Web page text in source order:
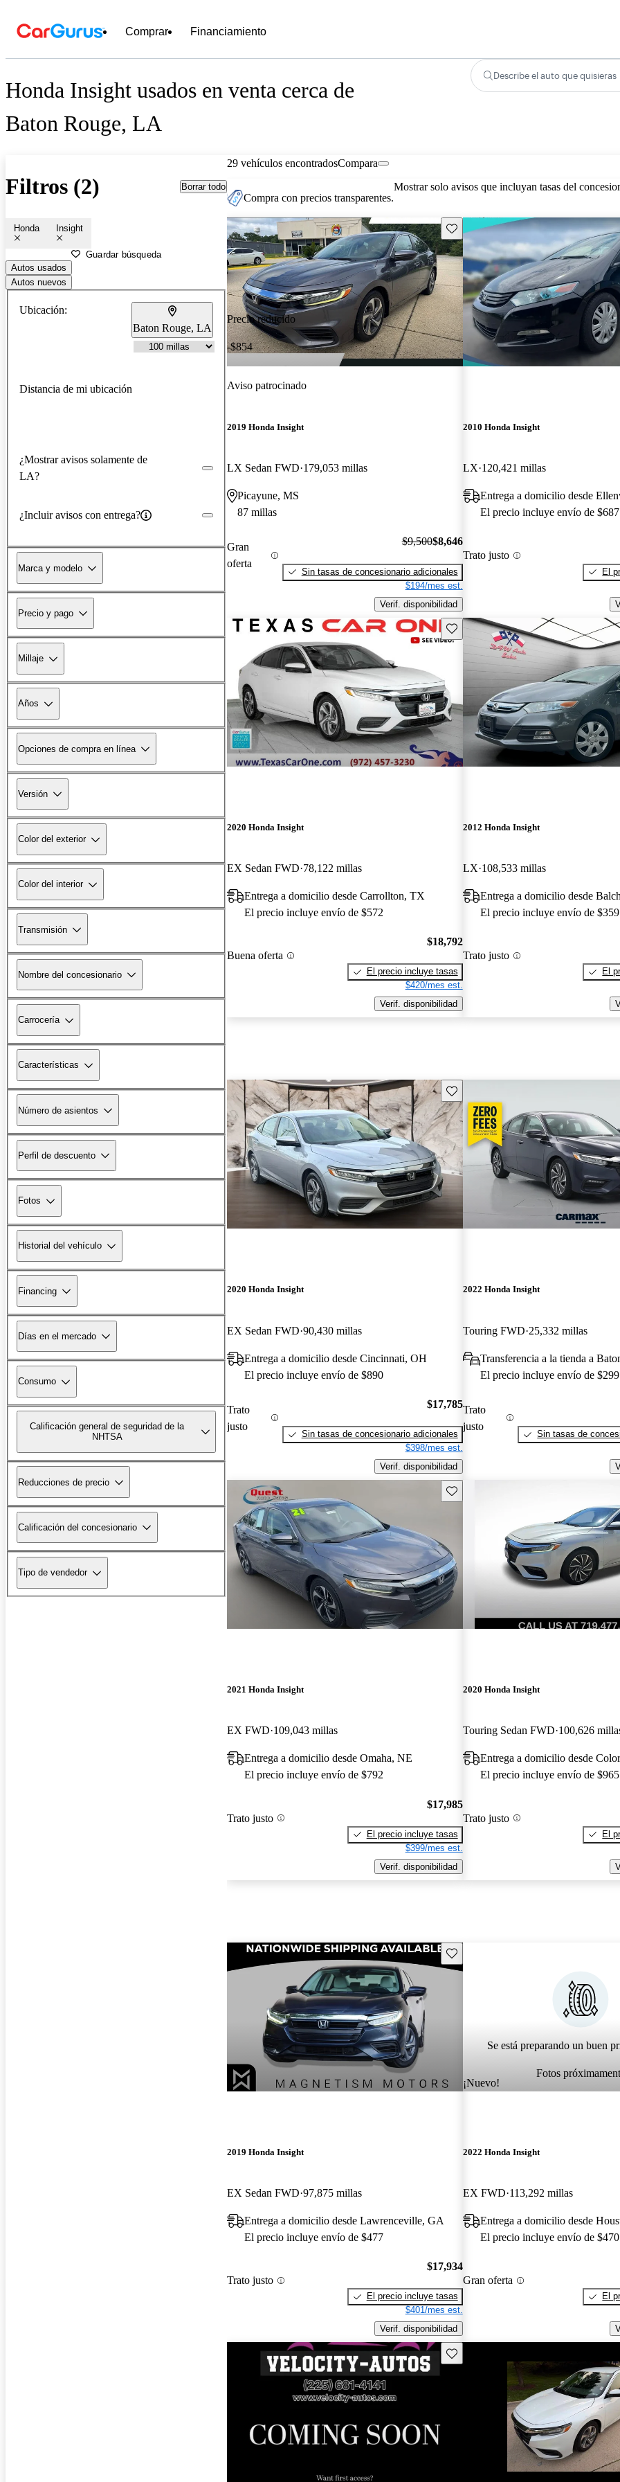
Comprar Financiamiento
Honda Insight usados en venta cerca de
Baton Rouge, LA
Describe el auto que quisieras
Filtros (2) Borrar todo
Honda Insight
Guardar búsqueda
Autos usados
Autos nuevos
Ubicación:
Baton Rouge, LA
Distancia de mi ubicación
¿Mostrar avisos solamente de
LA?
¿Incluir avisos con entrega?
Marca y modelo
Precio y pago
Millaje
Años
Opciones de compra en línea
Versión
Color del exterior
Color del interior
Transmisión
Nombre del concesionario
Carrocería
Características
Número de asientos
Perfil de descuento
Fotos
Historial del vehículo
Financing
Días en el mercado
Consumo
Calificación general de seguridad de la
NHTSA
Reducciones de precio
Calificación del concesionario
Tipo de vendedor
29 vehículos encontradosCompara
Compra con precios transparentes.
Mostrar solo avisos que incluyan tasas del
Precio reducido
-$854
Guarda este Aviso
Aviso patrocinado
2019 Honda Insight
LX Sedan FWD 179,053 millas
Picayune, MS
87 millas
Gran
oferta
$9,500$8,646
Sin tasas de concesionario adicionales
$194/mes est.
Verif. disponibilidad
2010 Honda Insight
LX 120,421 millas
Entrega a domicilio desde
El precio incluye envío de $687
Trato justo
El
Guarda este Aviso
2020 Honda Insight
EX Sedan FWD 78,122 millas
Entrega a domicilio desde Carrollton, TX
El precio incluye envío de $572
Buena oferta
$18,792
El precio incluye tasas
$420/mes est.
Verif. disponibilidad
2012 Honda Insight
LX 108,533 millas
Entrega a domicilio desde
El precio incluye envío de $359
Trato justo
El
Guarda este Aviso
2020 Honda Insight
EX Sedan FWD 90,430 millas
Entrega a domicilio desde Cincinnati, OH
El precio incluye envío de $890
Trato
justo
$17,785
Sin tasas de concesionario adicionales
$398/mes est.
Verif. disponibilidad
2022 Honda Insight
Touring FWD 25,332 millas
Transferencia a la tienda a
El precio incluye envío de $299
Trato
justo
Sin tasas de
Guarda este Aviso
2021 Honda Insight
EX FWD 109,043 millas
Entrega a domicilio desde Omaha, NE
El precio incluye envío de $792
Trato justo
$17,985
El precio incluye tasas
$399/mes est.
Verif. disponibilidad
2020 Honda Insight
Touring Sedan FWD 100,626
Entrega a domicilio desde
El precio incluye envío de $965
Trato justo
El
Guarda este Aviso
2019 Honda Insight
EX Sedan FWD 97,875 millas
Entrega a domicilio desde Lawrenceville, GA
El precio incluye envío de $477
Trato justo
$17,934
El precio incluye tasas
$401/mes est.
Verif. disponibilidad
Se está preparando un buen
Fotos
¡Nuevo!
2022 Honda Insight
EX FWD 113,292 millas
Entrega a domicilio desde
El precio incluye envío de $470
Gran oferta
El
Guarda este Aviso